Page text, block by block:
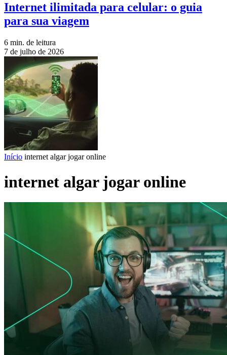
Internet ilimitada para celular: o guia
para sua viagem
6 min. de leitura
7 de julho de 2026
Início internet algar jogar online
internet algar jogar online